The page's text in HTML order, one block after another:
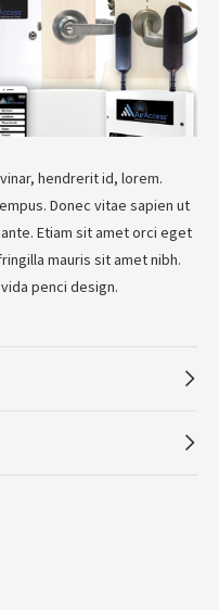
hendrerit id, lorem.
Donec vitae sapien ut
Etiam sit amet orci eget
mauris sit amet nibh.
penci design.